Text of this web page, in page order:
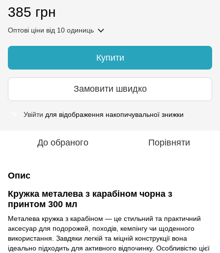
385 грн
Оптові ціни від 10 одиниць
Купити
Замовити швидко
Увійти для відображення накопичувальної знижки
До обраного Порівняти
Опис
Кружка металева з карабіном чорна з
принтом 300 мл
Металева кружка з карабіном — це стильний та практичний
аксесуар для подорожей, походів, кемпінгу чи щоденного
використання. Завдяки легкій та міцній конструкції вона
ідеально підходить для активного відпочинку. Особливістю цієї